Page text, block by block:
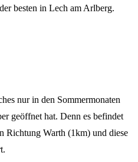
besten in Lech am Arlberg.
nur in den Sommermonaten
geöffnet hat. Denn es befindet
Richtung Warth (1km) und diese